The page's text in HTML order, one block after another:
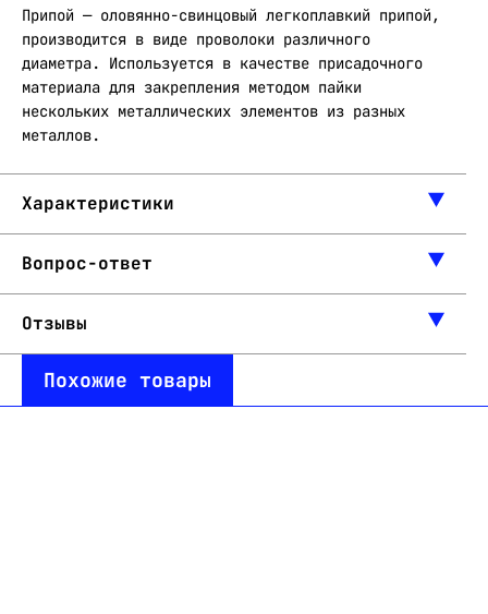
Припой — оловянно-свинцовый легкоплавкий припой,
производится в виде проволоки различного
диаметра. Используется в качестве присадочного
материала для закрепления методом пайки
нескольких металлических элементов из разных
металлов.
Характеристики
Вопрос-ответ
Отзывы
Похожие товары